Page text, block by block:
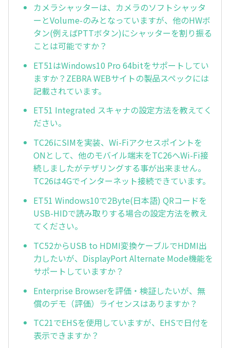
カメラシャッターは、カメラのソフトシャッタ
ーとVolume-のみとなっていますが、他のHWボ
タン(例えばPTTボタン)にシャッターを割り振る
ことは可能ですか？
ET51はWindows10 Pro 64bitをサポートしてい
ますか？ZEBRA WEBサイトの製品スペックには
記載されています。
ET51 Integrated スキャナの設定方法を教えてく
ださい。
TC26にSIMを実装、Wi-Fiアクセスポイントを
ONとして、他のモバイル端末をTC26へWi-Fi接
続しましたがテザリングする事が出来ません。
TC26は4Gでインターネット接続できています。
ET51 Windows10で2Byte(日本語) QRコードを
USB-HIDで読み取りする場合の設定方法を教え
てください。
TC52からUSB to HDMI変換ケーブルでHDMI出
力したいが、DisplayPort Alternate Mode機能を
サポートしていますか？
Enterprise Browserを評価・検証したいが、無
償のデモ（評価）ライセンスはありますか？
TC21でEHSを使用していますが、EHSで日付を
表示できますか？